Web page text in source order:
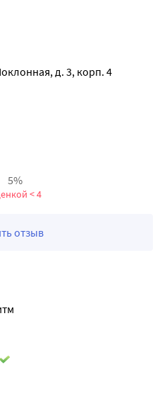
рефлексов, угнетение
анурический синдром.
диурез, при
гемодиализ или
д. 3, корп. 4
5%
< 4
отзыв